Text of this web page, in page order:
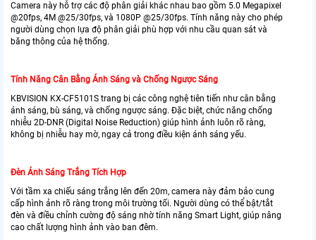
Camera này hỗ trợ các độ phân giải khác nhau bao gồm 5.0 Megapixel
@20fps, 4M @25/30fps, và 1080P @25/30fps. Tính năng này cho phép
người dùng chọn lựa độ phân giải phù hợp với nhu cầu quan sát và
băng thông của hệ thống.
Tính Năng Cân Bằng Ánh Sáng và Chống Ngược Sáng
KBVISION KX-CF5101S trang bị các công nghệ tiên tiến như cân bằng
ánh sáng, bù sáng, và chống ngược sáng. Đặc biệt, chức năng chống
nhiễu 2D-DNR (Digital Noise Reduction) giúp hình ảnh luôn rõ ràng,
không bị nhiễu hay mờ, ngay cả trong điều kiện ánh sáng yếu.
Đèn Ánh Sáng Trắng Tích Hợp
Với tầm xa chiếu sáng trắng lên đến 20m, camera này đảm bảo cung
cấp hình ảnh rõ ràng trong môi trường tối. Người dùng có thể bật/tắt
đèn và điều chỉnh cường độ sáng nhờ tính năng Smart Light, giúp nâng
cao chất lượng hình ảnh vào ban đêm.